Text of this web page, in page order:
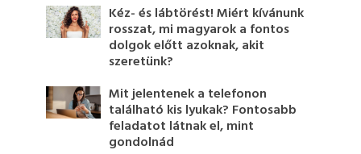
Kéz- és lábtörést! Miért kívánunk
rosszat, mi magyarok a fontos
dolgok előtt azoknak, akit
szeretünk?
Mit jelentenek a telefonon
található kis lyukak? Fontosabb
feladatot látnak el, mint
gondolnád